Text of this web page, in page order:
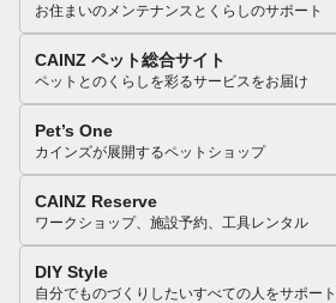
お住まいのメンテナンスとくらしのサポート
CAINZ ペット総合サイト
ペットとのくらしを彩るサービスをお届け
Pet’s One
カインズが展開するペットショップ
CAINZ Reserve
ワークショップ、施設予約、工具レンタル
DIY Style
自分でものづくりしたいすべての人をサポート